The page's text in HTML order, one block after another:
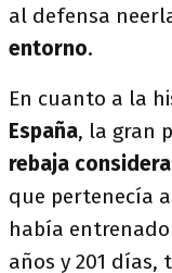
al defensa
entorno.
En cuanto a la
España, la gran
rebaja
que pertenecía
había
años y 201 días,